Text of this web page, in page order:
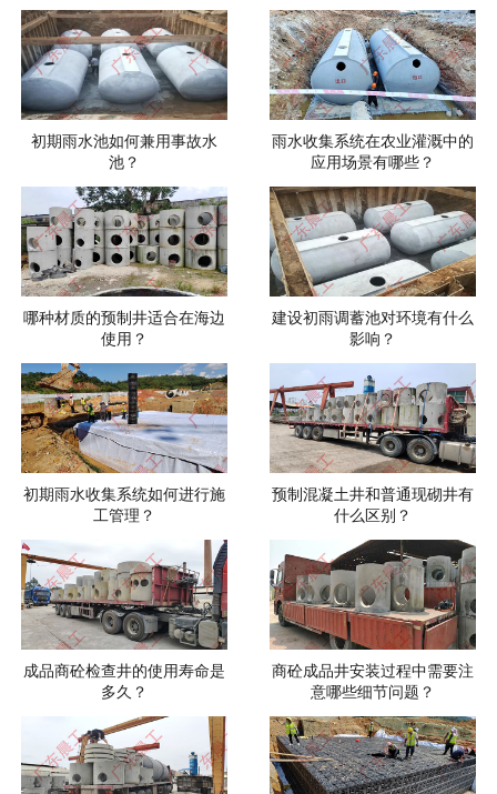
初期雨水池如何兼用事故水
池？
雨水收集系统在农业灌溉中的
应用场景有哪些？
哪种材质的预制井适合在海边
使用？
建设初雨调蓄池对环境有什么
影响？
初期雨水收集系统如何进行施
工管理？
预制混凝土井和普通现砌井有
什么区别？
成品商砼检查井的使用寿命是
多久？
商砼成品井安装过程中需要注
意哪些细节问题？